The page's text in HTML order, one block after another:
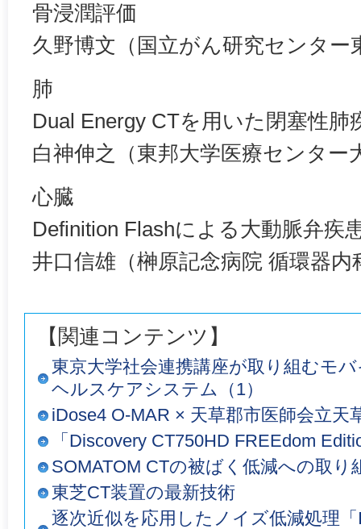
骨浸潤評価
久野博文（国立がん研究センター
肺
Dual Energy CTを用いた閉塞性肺
白神伸之（東邦大学医療センター
心臓
Definition Flashによる大動脈弁疾
井口信雄（榊原記念病院 循環器内
【関連コンテンツ】
東京大学社会連携講座が取り組むモ
ヘルスケアシステム（1）
iDose4 O-MAR × 天草郡市医師会立天
「Discovery CT750HD FREEdom
SOMATOM CTの被ばく低減への取り
東芝CT装置の最新技術
逐次近似を応用したノイズ低減処理